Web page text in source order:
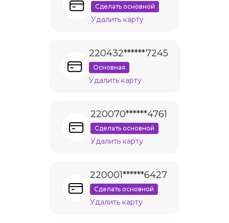
Сделать основной
Удалить карту
220432******7245
Основная
Удалить карту
220070******4761
Сделать основной
Удалить карту
220001******6427
Сделать основной
Удалить карту